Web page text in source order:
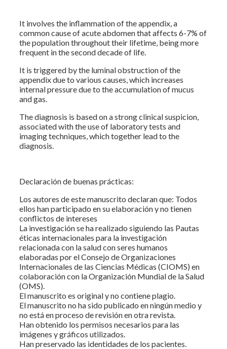
It involves the inflammation of the appendix, a
common cause of acute abdomen that affects 6-7% of
the population throughout their lifetime, being more
frequent in the second decade of life.
It is triggered by the luminal obstruction of the
appendix due to various causes, which increases
internal pressure due to the accumulation of mucus
and gas.
The diagnosis is based on a strong clinical suspicion,
associated with the use of laboratory tests and
imaging techniques, which together lead to the
diagnosis.
Declaración de buenas prácticas:
Los autores de este manuscrito declaran que: Todos
ellos han participado en su elaboración y no tienen
conflictos de intereses
La investigación se ha realizado siguiendo las Pautas
éticas internacionales para la investigación
relacionada con la salud con seres humanos
elaboradas por el Consejo de Organizaciones
Internacionales de las Ciencias Médicas (CIOMS) en
colaboración con la Organización Mundial de la Salud
(OMS).
El manuscrito es original y no contiene plagio.
El manuscrito no ha sido publicado en ningún medio y
no está en proceso de revisión en otra revista.
Han obtenido los permisos necesarios para las
imágenes y gráficos utilizados.
Han preservado las identidades de los pacientes.